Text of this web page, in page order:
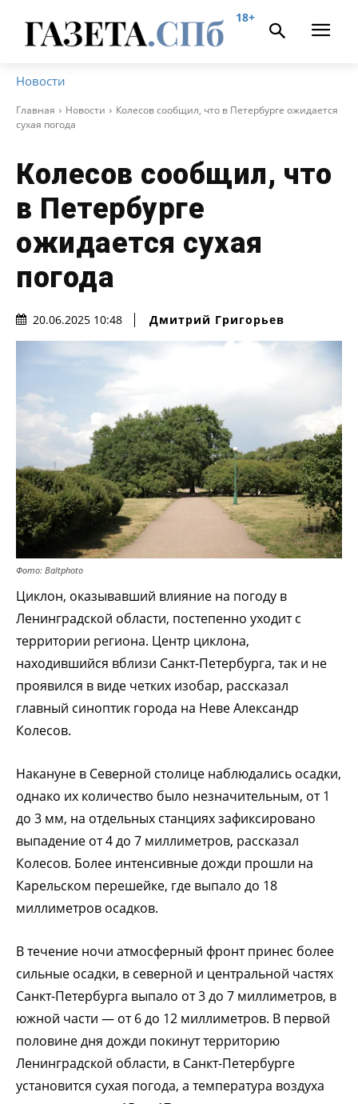
18+
Новости
Главная Новости
Колесов сообщил, что в Петербурге ожидается
сухая погода
Колесов сообщил, что
в Петербурге
ожидается сухая
погода
20.06.2025 10:48 Дмитрий Григорьев
Фото: Baltphoto
Циклон, оказывавший влияние на погоду в
Ленинградской области, постепенно уходит с
территории региона. Центр циклона,
находившийся вблизи Санкт-Петербурга, так и не
проявился в виде четких изобар, рассказал
главный синоптик города на Неве Александр
Колесов.
Накануне в Северной столице наблюдались осадки,
однако их количество было незначительным, от 1
до 3 мм, на отдельных станциях зафиксировано
выпадение от 4 до 7 миллиметров, рассказал
Колесов. Более интенсивные дожди прошли на
Карельском перешейке, где выпало до 18
миллиметров осадков.
В течение ночи атмосферный фронт принес более
сильные осадки, в северной и центральной частях
Санкт-Петербурга выпало от 3 до 7 миллиметров, в
южной части — от 6 до 12 миллиметров. В первой
половине дня дожди покинут территорию
Ленинградской области, в Санкт-Петербурге
установится сухая погода, а температура воздуха